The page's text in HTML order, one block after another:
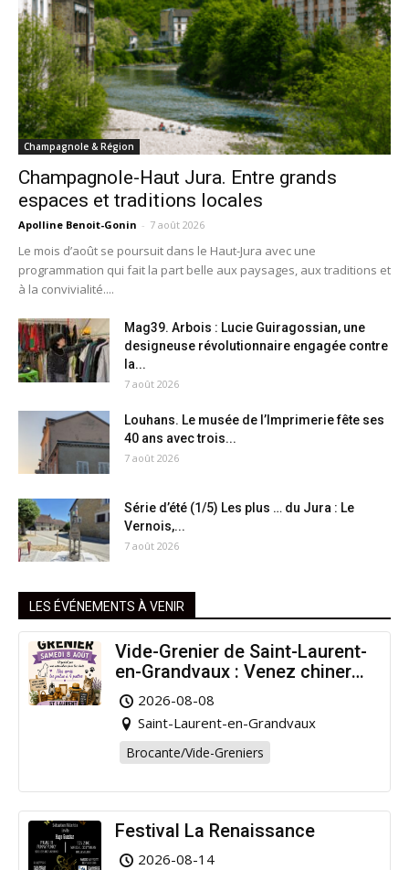
Champagnole & Région
Champagnole-Haut Jura. Entre grands
espaces et traditions locales
Apolline Benoit-Gonin - 7 août 2026
Le mois d’août se poursuit dans le Haut-Jura avec une
programmation qui fait la part belle aux paysages, aux traditions et
à la convivialité....
Mag39. Arbois : Lucie Guiragossian, une
designeuse révolutionnaire engagée contre
la...
7 août 2026
Louhans. Le musée de l’Imprimerie fête ses
40 ans avec trois...
7 août 2026
Série d’été (1/5) Les plus … du Jura : Le
Vernois,...
7 août 2026
LES ÉVÉNEMENTS À VENIR
Vide-Grenier de Saint-Laurent-
en-Grandvaux : Venez chiner
pour la bonne cause !
2026-08-08
Saint-Laurent-en-Grandvaux
Brocante/Vide-Greniers
Festival La Renaissance
2026-08-14